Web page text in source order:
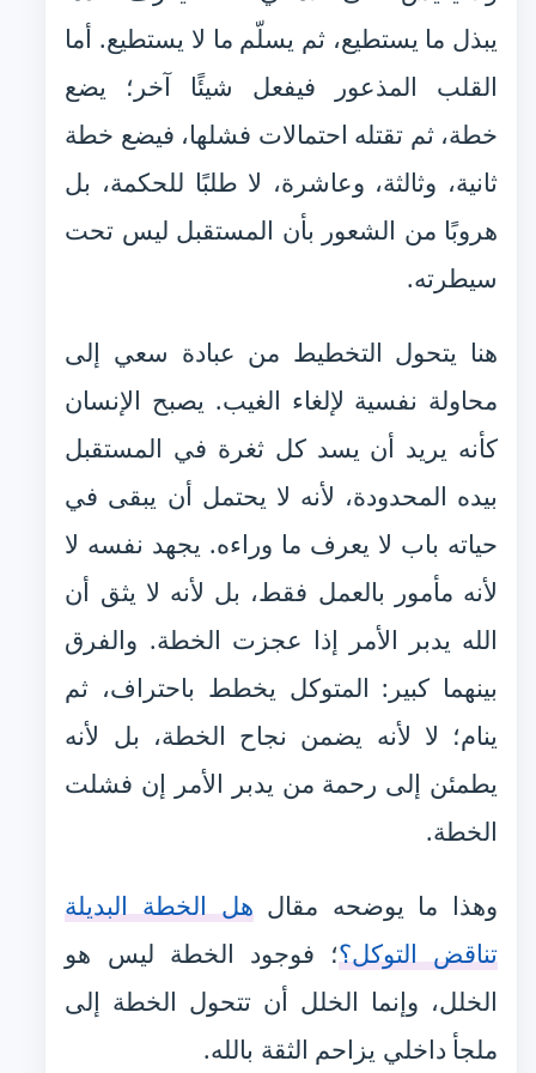
يبذل ما يستطيع، ثم يسلّم ما لا يستطيع. أما
القلب المذعور فيفعل شيئًا آخر؛ يضع
خطة، ثم تقتله احتمالات فشلها، فيضع خطة
ثانية، وثالثة، وعاشرة، لا طلبًا للحكمة، بل
هروبًا من الشعور بأن المستقبل ليس تحت
سيطرته.
هنا يتحول التخطيط من عبادة سعي إلى
محاولة نفسية لإلغاء الغيب. يصبح الإنسان
كأنه يريد أن يسد كل ثغرة في المستقبل
بيده المحدودة، لأنه لا يحتمل أن يبقى في
حياته باب لا يعرف ما وراءه. يجهد نفسه لا
لأنه مأمور بالعمل فقط، بل لأنه لا يثق أن
الله يدبر الأمر إذا عجزت الخطة. والفرق
بينهما كبير: المتوكل يخطط باحتراف، ثم
ينام؛ لا لأنه يضمن نجاح الخطة، بل لأنه
يطمئن إلى رحمة من يدبر الأمر إن فشلت
الخطة.
وهذا ما يوضحه مقالهل الخطة البديلة
تناقض التوكل؟؛ فوجود الخطة ليس هو
الخلل، وإنما الخلل أن تتحول الخطة إلى
ملجأ داخلي يزاحم الثقة بالله.